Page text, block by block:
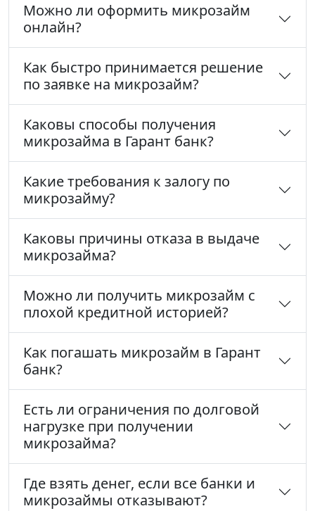
Можно ли оформить микрозайм
онлайн?
Как быстро принимается решение
по заявке на микрозайм?
Каковы способы получения
микрозайма в Гарант банк?
Какие требования к залогу по
микрозайму?
Каковы причины отказа в выдаче
микрозайма?
Можно ли получить микрозайм с
плохой кредитной историей?
Как погашать микрозайм в Гарант
банк?
Есть ли ограничения по долговой
нагрузке при получении
микрозайма?
Где взять денег, если все банки и
микрозаймы отказывают?